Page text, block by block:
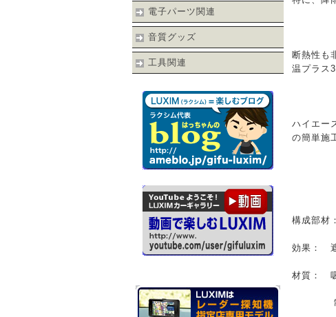
電子パーツ関連
音質グッズ
工具関連
断熱性も
温プラス
ハイエー
の簡単施
構成部材
効果：
材質：
制振